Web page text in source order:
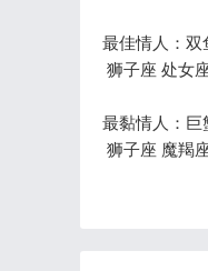
最佳情人：双
狮子座 处女
最黏情人：巨
狮子座 魔羯